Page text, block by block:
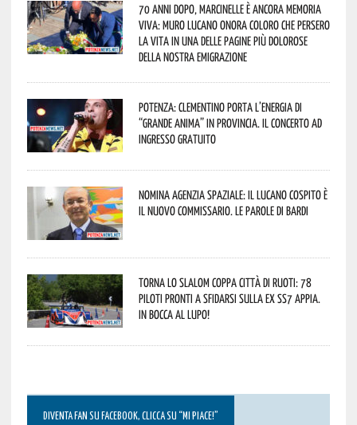
70 anni dopo, Marcinelle è ancora memoria
viva: Muro Lucano onora coloro che persero
la vita in una delle pagine più dolorose
della nostra emigrazione
Potenza: Clementino porta l’energia di
“Grande Anima” in provincia. Il concerto ad
ingresso gratuito
Nomina Agenzia Spaziale: il lucano Cospito è
il nuovo commissario. Le parole di Bardi
Torna lo Slalom Coppa Città di Ruoti: 78
piloti pronti a sfidarsi sulla ex SS7 Appia.
In bocca al lupo!
DIVENTA FAN SU FACEBOOK, CLICCA SU “MI PIACE!”